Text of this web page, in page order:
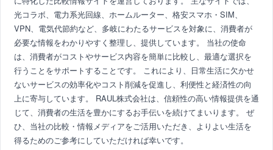
光コラボ、電力系光回線、ホームルーター、格安スマホ・SIM、
VPN、電気代節約など、多岐にわたるサービスを対象に、消費者が
必要な情報をわかりやすく整理し、提供しています。 当社の使命
は、消費者がコストやサービス内容を簡単に比較し、最適な選択を
行うことをサポートすることです。 これにより、日常生活に欠かせ
ないサービスの効率化やコスト削減を促進し、利便性と経済性の向
上に寄与しています。 RAUL株式会社は、信頼性の高い情報提供を通
じて、消費者の生活を豊かにするお手伝いを続けてまいります。 ぜ
ひ、当社の比較・情報メディアをご活用いただき、よりよい生活を
得るためのご参考にしていただければ幸いです。